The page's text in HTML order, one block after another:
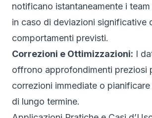
notificano istantaneamente i
in caso di deviazioni significative
comportamenti previsti.
Correzioni e Ottimizzazioni: I
offrono approfondimenti preziosi
correzioni immediate o
di lungo termine.